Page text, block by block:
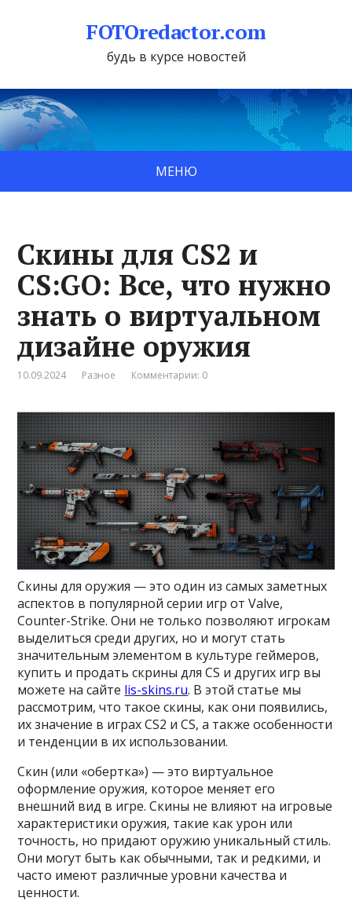
FOTOredactor.com
будь в курсе новостей
МЕНЮ
Скины для CS2 и
CS:GO: Все, что нужно
знать о виртуальном
дизайне оружия
10.09.2024 Разное Комментарии: 0
Скины для оружия — это один из самых заметных
аспектов в популярной серии игр от Valve,
Counter-Strike. Они не только позволяют игрокам
выделиться среди других, но и могут стать
значительным элементом в культуре геймеров,
купить и продать скрины для CS и других игр вы
можете на сайте lis-skins.ru. В этой статье мы
рассмотрим, что такое скины, как они появились,
их значение в играх CS2 и CS, а также особенности
и тенденции в их использовании.
Скин (или «обертка») — это виртуальное
оформление оружия, которое меняет его
внешний вид в игре. Скины не влияют на игровые
характеристики оружия, такие как урон или
точность, но придают оружию уникальный стиль.
Они могут быть как обычными, так и редкими, и
часто имеют различные уровни качества и
ценности.